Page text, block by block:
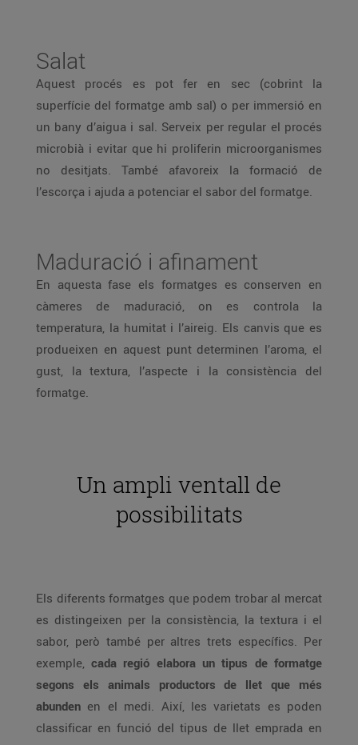
Salat
Aquest procés es pot fer en sec (cobrint la
superfície del formatge amb sal) o per immersió en
un bany d’aigua i sal. Serveix per regular el procés
microbià i evitar que hi proliferin microorganismes
no desitjats. També afavoreix la formació de
l’escorça i ajuda a potenciar el sabor del formatge.
Maduració i afinament
En aquesta fase els formatges es conserven en
càmeres de maduració, on es controla la
temperatura, la humitat i l’aireig. Els canvis que es
produeixen en aquest punt determinen l’aroma, el
gust, la textura, l’aspecte i la consistència del
formatge.
Un ampli ventall de
possibilitats
Els diferents formatges que podem trobar al mercat
es distingeixen per la consistència, la textura i el
sabor, però també per altres trets específics. Per
exemple, cada regió elabora un tipus de formatge
segons els animals productors de llet que més
abunden en el medi. Així, les varietats es poden
classificar en funció del tipus de llet emprada en